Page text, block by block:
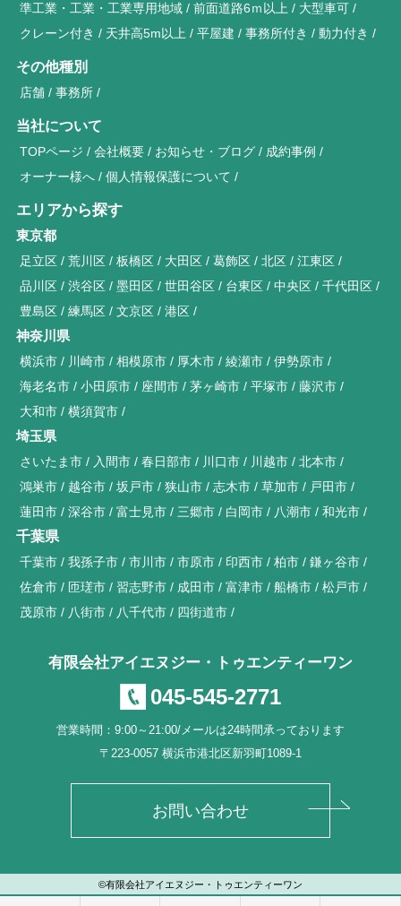
準工業・工業・工業専用地域 前面道路6ｍ以上
大型車可
クレーン付き
天井高5m以上 平屋建 事務所付き 動力付き
その他種別
店舗 事務所
当社について
TOPページ 会社概要 お知らせ・ブログ
成約事例
オーナー様へ
個人情報保護について
エリアから探す
東京都
足立区 荒川区 板橋区 大田区 葛飾区 北区
江東区
品川区
渋谷区 墨田区 世田谷区 台東区 中央区
千代田区
豊島区
練馬区 文京区 港区
神奈川県
横浜市 川崎市 相模原市 厚木市 綾瀬市
伊勢原市
海老名市
小田原市 座間市 茅ヶ崎市 平塚市
藤沢市
大和市
横須賀市
埼玉県
さいたま市 入間市 春日部市 川口市 川越市
北本市
鴻巣市
越谷市 坂戸市 狭山市 志木市 草加市
戸田市
蓮田市
深谷市 富士見市 三郷市 白岡市 八潮市 和光市
千葉県
千葉市 我孫子市 市川市 市原市 印西市 柏市
鎌ヶ谷市
佐倉市
匝瑳市 習志野市 成田市 富津市 船橋市
松戸市
茂原市
八街市 八千代市 四街道市
有限会社アイエヌジー・トゥエンティーワン
045-545-2771
営業時間：9:00～21:00/メールは24時間承っております
〒223-0057 横浜市港北区新羽町1089-1
お問い合わせ
©有限会社アイエヌジー・トゥエンティーワン